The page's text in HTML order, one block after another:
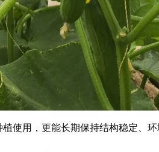
使用，更能长期保持结构稳定、